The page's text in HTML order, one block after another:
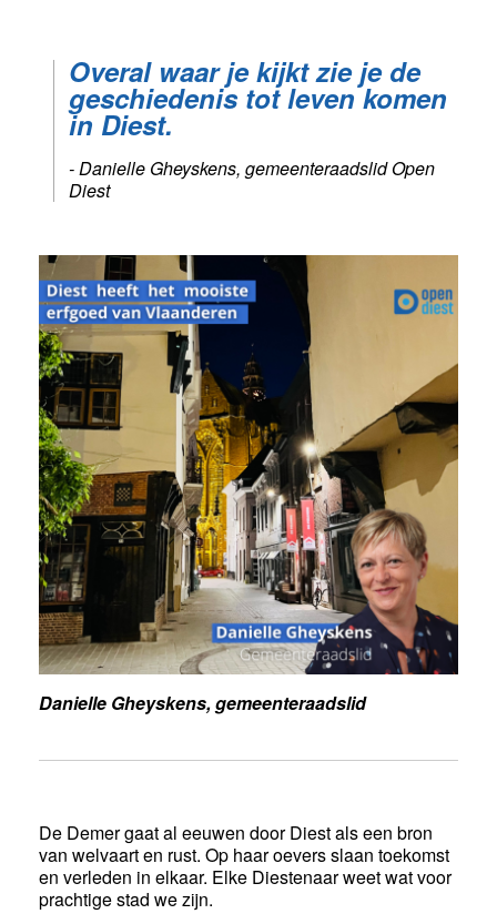
Overal waar je kijkt zie je de
geschiedenis tot leven komen
in Diest.
- Danielle Gheyskens, gemeenteraadslid Open
Diest
Danielle Gheyskens, gemeenteraadslid
De Demer gaat al eeuwen door Diest als een bron
van welvaart en rust. Op haar oevers slaan toekomst
en verleden in elkaar. Elke Diestenaar weet wat voor
prachtige stad we zijn.